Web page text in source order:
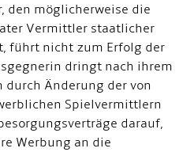
den möglicherweise die
Vermittler staatlicher
führt nicht zum Erfolg der
dringt nach ihrem
Änderung der von
Spielvermittlern
darauf,
Werbung an die